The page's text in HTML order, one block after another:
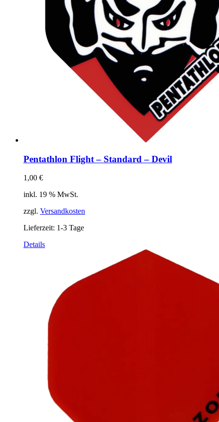
Pentathlon Flight – Standard – Devil
1,00 €
inkl. 19 % MwSt.
zzgl. Versandkosten
Lieferzeit: 1-3 Tage
Details